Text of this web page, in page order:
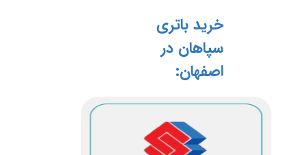
خرید باتری
سپاهان در
اصفهان: